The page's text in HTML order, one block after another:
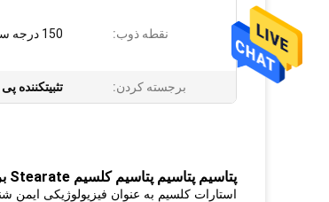
نقطه ذوب: 150 درجه سانتی گراد
برجسته کردن: تثبیتکننده
پتاسیم پتاسیم پتاسیم کلسیم Stearate برای PP PP PP
استارات کلسیم به عنوان فیزیولوژیکی ایمن